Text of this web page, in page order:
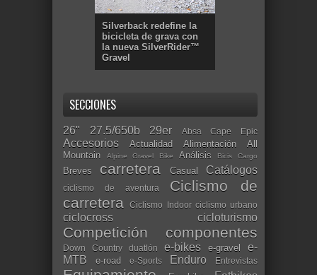
Silverback redefine la
bicicleta de grava con
la nueva SilverRider™
Gravel
SECCIONES
26" 27.5/650b 29er Absa Cape Epic
Accesorios Actualidad Alimentación
All
Mountain
Alpine Gravel Bike Análisis Bicis Cargo
Breves carretera Casual Catálogos
ciclismo de aventura
Ciclismo de
carretera
Ciclismo Indoor ciclismo urbano
ciclocross cicloturismo
Competición componentes
Down Country duatlón e-bikes e-gravel
e-
MTB
e-road e-Sports Enduro Entrevistas